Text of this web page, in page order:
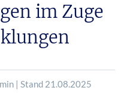
im Zuge
| Stand 21.08.2025